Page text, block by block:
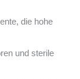
die hohe
und sterile